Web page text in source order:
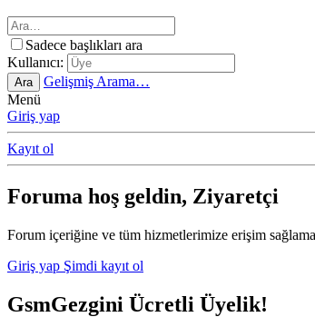
Sadece başlıkları ara
Kullanıcı:
Ara
Gelişmiş Arama…
Menü
Giriş yap
Kayıt ol
Foruma hoş geldin, Ziyaretçi
Forum içeriğine ve tüm hizmetlerimize erişim
Giriş yap Şimdi kayıt ol
GsmGezgini Ücretli Üyelik!